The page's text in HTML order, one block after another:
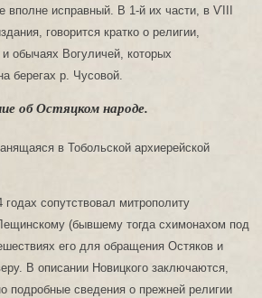
вполне исправный. В 1-й их части, в ѴIII
говорится кратко о религии,
обычаях Вогуличей, которых
берегах р. Чусовой.
об Остяцком народе.
в Тобольской архиерейской
сопутствовал митрополиту
(бывшему тогда схимонахом под
его для обращения Остяков и
В описании Новицкого заключаются,
подробные сведения о прежней религии